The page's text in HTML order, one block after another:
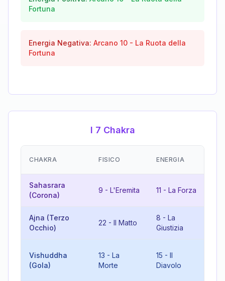
Fortuna
Energia Negativa: Arcano 10 - La Ruota della
Fortuna
I 7 Chakra
CHAKRA FISICO ENERGIA
Sahasrara
(Corona)
9 - L'Eremita 11 - La Forza
Ajna (Terzo
Occhio)
22 - Il Matto
8 - La
Giustizia
Vishuddha
(Gola)
13 - La
Morte
15 - Il
Diavolo